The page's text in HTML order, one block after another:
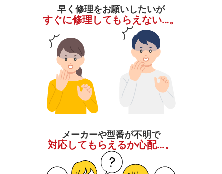
早く修理をお願いしたいが
すぐに修理してもらえない…。
メーカーや型番が不明で
対応してもらえるか心配…。